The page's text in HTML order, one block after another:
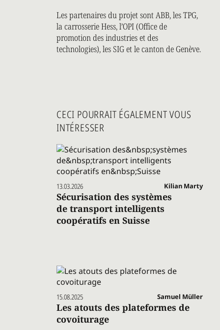
Les partenaires du projet sont ABB, les TPG,
la carrosserie Hess, l’OPI (Office de
promotion des industries et des
technologies), les SIG et le canton de Genève.
CECI POURRAIT ÉGALEMENT VOUS
INTÉRESSER
13.03.2026 Kilian Marty
Sécurisation des systèmes
de transport intelligents
coopératifs en Suisse
15.08.2025 Samuel Müller
Les atouts des plateformes de
covoiturage